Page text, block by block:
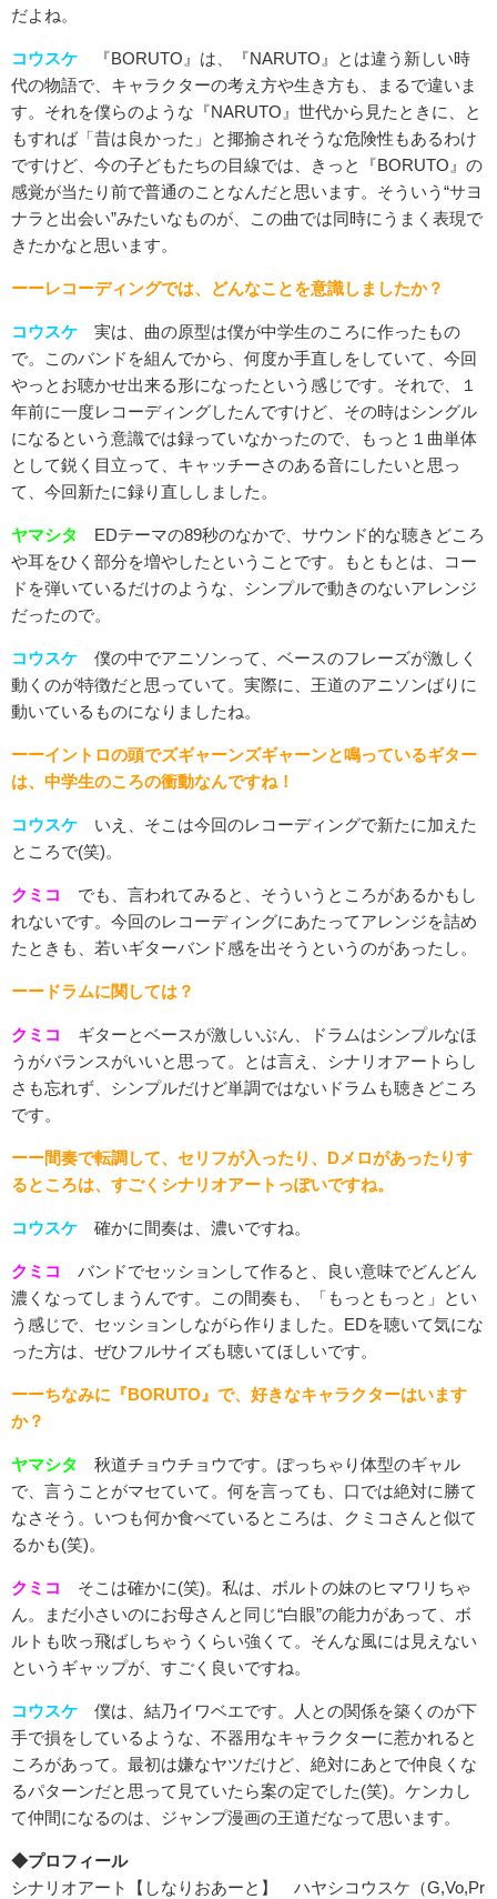
だよね。
コウスケ 『BORUTO』は、『NARUTO』とは違う新しい時
代の物語で、キャラクターの考え方や生き方も、まるで違いま
す。それを僕らのような『NARUTO』世代から見たときに、と
もすれば「昔は良かった」と揶揄されそうな危険性もあるわけ
ですけど、今の子どもたちの目線では、きっと『BORUTO』の
感覚が当たり前で普通のことなんだと思います。そういう“サヨ
ナラと出会い”みたいなものが、この曲では同時にうまく表現で
きたかなと思います。
ーーレコーディングでは、どんなことを意識しましたか？
コウスケ 実は、曲の原型は僕が中学生のころに作ったもの
で。このバンドを組んでから、何度か手直しをしていて、今回
やっとお聴かせ出来る形になったという感じです。それで、１
年前に一度レコーディングしたんですけど、その時はシングル
になるという意識では録っていなかったので、もっと１曲単体
として鋭く目立って、キャッチーさのある音にしたいと思っ
て、今回新たに録り直ししました。
ヤマシタ
EDテーマの89秒のなかで、サウンド的な聴きどころ
や耳をひく部分を増やしたということです。もともとは、コー
ドを弾いているだけのような、シンプルで動きのないアレンジ
だったので。
コウスケ 僕の中でアニソンって、ベースのフレーズが激しく
動くのが特徴だと思っていて。実際に、王道のアニソンばりに
動いているものになりましたね。
ーーイントロの頭でズギャーンズギャーンと鳴っているギター
は、中学生のころの衝動なんですね！
コウスケ いえ、そこは今回のレコーディングで新たに加えた
ところで(笑)。
クミコ
でも、言われてみると、そういうところがあるかもし
れないです。今回のレコーディングにあたってアレンジを詰め
たときも、若いギターバンド感を出そうというのがあったし。
ーードラムに関しては？
クミコ
ギターとベースが激しいぶん、ドラムはシンプルなほ
うがバランスがいいと思って。とは言え、シナリオアートらし
さも忘れず、シンプルだけど単調ではないドラムも聴きどころ
です。
ーー間奏で転調して、セリフが入ったり、Dメロがあったりす
るところは、すごくシナリオアートっぽいですね。
コウスケ 確かに間奏は、濃いですね。
クミコ
バンドでセッションして作ると、良い意味でどんどん
濃くなってしまうんです。この間奏も、「もっともっと」とい
う感じで、セッションしながら作りました。EDを聴いて気にな
った方は、ぜひフルサイズも聴いてほしいです。
ーーちなみに『BORUTO』で、好きなキャラクターはいます
か？
ヤマシタ
秋道チョウチョウです。ぽっちゃり体型のギャル
で、言うことがマセていて。何を言っても、口では絶対に勝て
なさそう。いつも何か食べているところは、クミコさんと似て
るかも(笑)。
クミコ
そこは確かに(笑)。私は、ボルトの妹のヒマワリちゃ
ん。まだ小さいのにお母さんと同じ“白眼”の能力があって、ボ
ルトも吹っ飛ばしちゃうくらい強くて。そんな風には見えない
というギャップが、すごく良いですね。
コウスケ 僕は、結乃イワベエです。人との関係を築くのが下
手で損をしているような、不器用なキャラクターに惹かれると
ころがあって。最初は嫌なヤツだけど、絶対にあとで仲良くな
るパターンだと思って見ていたら案の定でした(笑)。ケンカし
て仲間になるのは、ジャンプ漫画の王道だなって思います。
◆プロフィール
シナリオアート【しなりおあーと】 ハヤシコウスケ（G,Vo,Pr